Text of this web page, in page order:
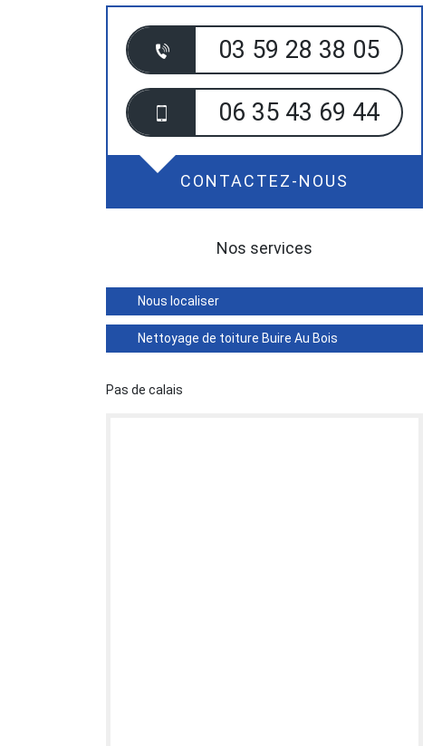
03 59 28 38 05
06 35 43 69 44
CONTACTEZ-NOUS
Nos services
Nous localiser
Nettoyage de toiture Buire Au Bois
Pas de calais